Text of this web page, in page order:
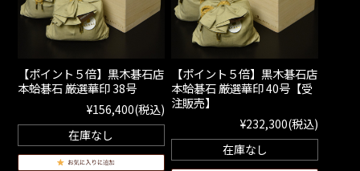
【ポイント５倍】黒木碁石店
本蛤碁石 厳選華印 38号
¥156,400(税込)
在庫なし
【ポイント５倍】黒木碁石店
本蛤碁石 厳選華印 40号【受
注販売】
¥232,300(税込)
在庫なし